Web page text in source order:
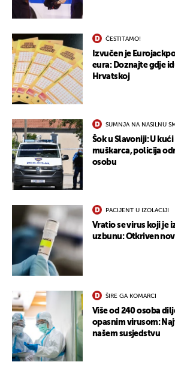
ČESTITAMO!
Izvučen je
eura: Doznajte gdje
Hrvatskoj
SUMNJA NA NASILNU
Šok u Slavoniji: U
muškarca, policija
osobu
PACIJENT U IZOLACIJI
Vratio se virus koji je
uzbunu: Otkriven
ŠIRE GA KOMARCI
Više od 240 osoba
opasnim virusom:
našem susjedstvu